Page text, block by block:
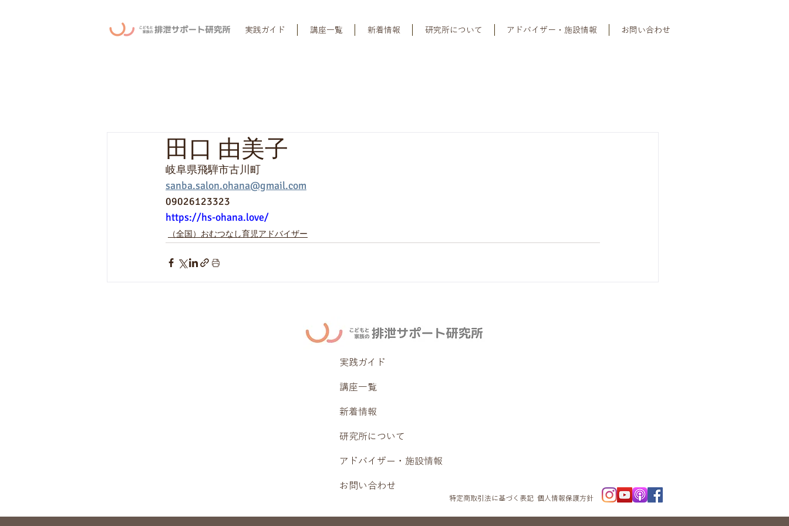
実践ガイド 講座一覧 新着情報 研究所について アドバイザー・施設情報 お問い合わせ
田口 由美子
岐阜県飛騨市古川町
sanba.salon.ohana@gmail.com
09026123323
https://hs-ohana.love/
（全国）おむつなし育児アドバイザー
実践ガイド
講座一覧
新着情報
研究所について
アドバイザー・施設情報
お問い合わせ
特定商取引法に基づく表記 個人情報保護方針